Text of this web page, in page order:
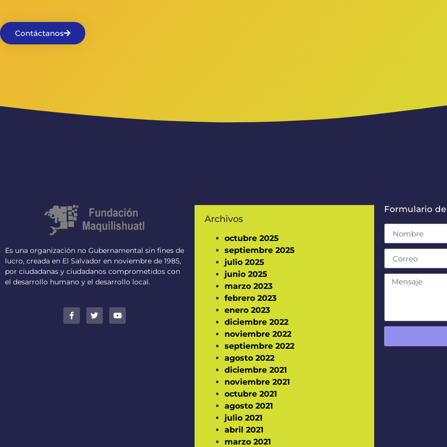
Contáctanos
Es una organización no Gubernamental sin fines de
lucro, creada en El Salvador en noviembre de 1985,
por ciudadanas y ciudadanos comprometidos con
el desarrollo humano y el desarrollo local.
Archivos
octubre 2025
septiembre 2025
julio 2025
junio 2025
marzo 2023
febrero 2023
enero 2023
diciembre 2022
noviembre 2022
septiembre 2022
agosto 2022
diciembre 2021
noviembre 2021
octubre 2021
agosto 2021
julio 2021
abril 2021
marzo 2021
Formulario